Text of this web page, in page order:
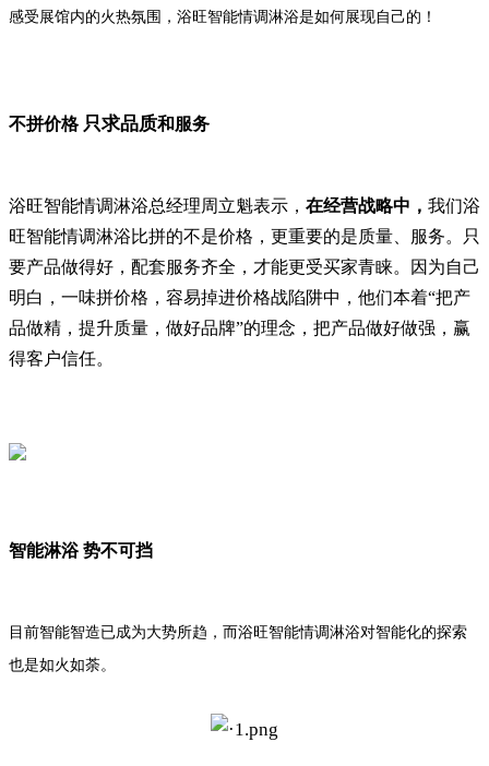
感受展馆内的火热氛围， 浴旺智能情调淋浴是如何展现自己的！
不拼价格 只求品质和服务
浴旺智能情调淋浴总经理周立魁表示， 在经营战略中， 我们浴
旺智能情调淋浴比拼的不是价格，更重要的是质量、服务。只
要产品做得好，配套服务齐全，才能更受买家青睐。因为自己
明白，一味拼价格，容易掉进价格战陷阱中，他们本着“把产
品做精，提升质量，做好品牌”的理念，把产品做好做强，赢
得客户信任。
智能淋浴 势不可挡
目前智能智造已成为大势所趋，而浴旺智能情调淋浴对智能化的探索
也是如火如荼。